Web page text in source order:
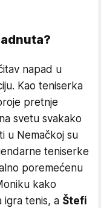
napad u
Kao teniserka
pretnje
svetu svakako
u Nemačkoj su
teniserke
poremećenu
kako
igra tenis, a Štefi